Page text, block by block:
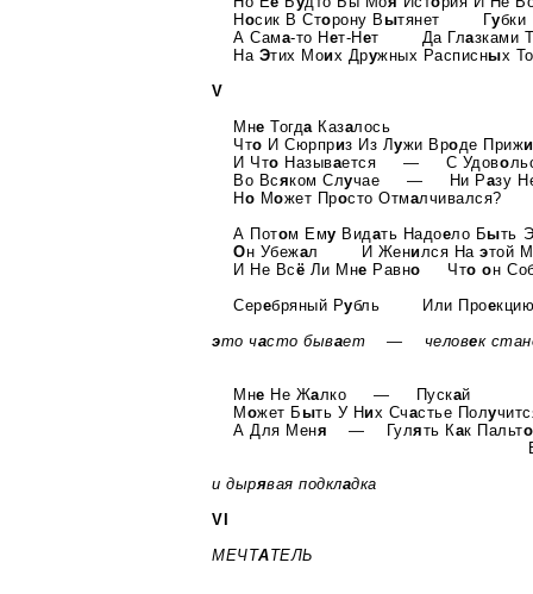
Носик В Сторону Вытянет Гу
А Сама-то Нет-Нет Да Глазками
На Этих Моих Дружных Расписных
V
Мне Тогда Казалось
Что И Сюрприз Из Лужи Вроде Прижи
И Что Называется — С Удово
Во Всяком Случае — Ни Разу
Но Может Просто Отмалчивался?
А Потом Ему Видать Надоело Быть
Он Убежал И Женился Наэтой
И Не Всё Ли Мне Равно Что он
Серебряный Рубль Или Прое
это часто бывает — человек стан
Мне Не Жалко — Пускай
Может Быть У Них Счастье Полу
А Для Меня — Гулять Как Пальто
и дырявая подкладка
VI
МЕЧТАТЕЛЬ